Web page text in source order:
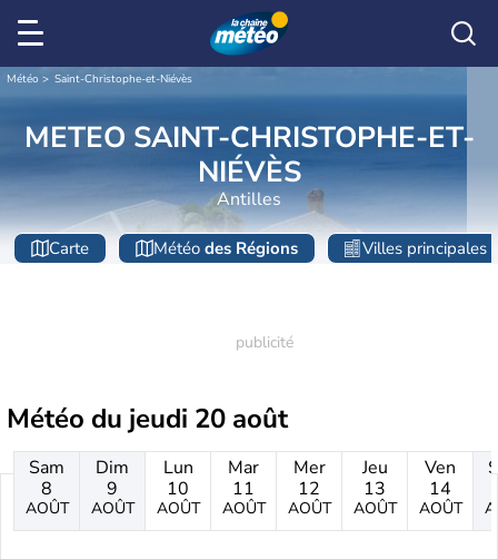
Météo Saint-Christophe-et-Niévès
METEO SAINT-CHRISTOPHE-ET-
NIÉVÈS
Antilles
Carte Météo des Régions Villes principales
Météo du jeudi 20 août
Sam
8
AOÛT
Dim
9
AOÛT
Lun
10
AOÛT
Mar
11
AOÛT
Mer
12
AOÛT
Jeu
13
AOÛT
Ven
14
AOÛT